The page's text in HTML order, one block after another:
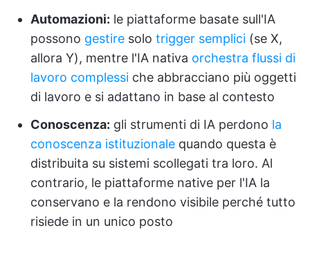
Automazioni: le piattaforme basate sull'IA
possono gestire solo trigger semplici (se X,
allora Y), mentre l'IA nativa orchestra flussi di
lavoro complessi che abbracciano più oggetti
di lavoro e si adattano in base al contesto
Conoscenza: gli strumenti di IA perdono la
conoscenza istituzionale quando questa è
distribuita su sistemi scollegati tra loro. Al
contrario, le piattaforme native per l'IA la
conservano e la rendono visibile perché tutto
risiede in un unico posto